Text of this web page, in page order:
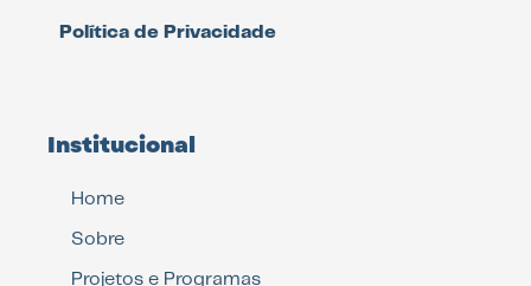
Política de Privacidade
Institucional
Home
Sobre
Projetos e Programas